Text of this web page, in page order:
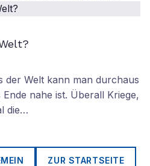
der Welt kann man durchaus
nahe ist. Überall Kriege,
die…
ZUR STARTSEITE